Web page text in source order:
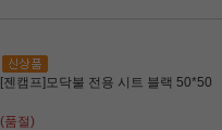
[젠캠프]모닥불 전용 시트 블랙 50*50
(품절)